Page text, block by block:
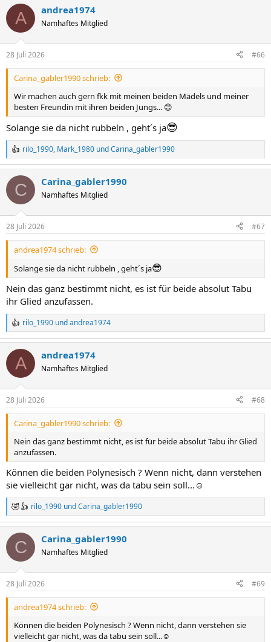
k
i
e
n
A andrea1974
Namhaftes Mitglied
28 Juli 2026 #66
Carina_gabler1990 schrieb:
Wir machen auch gern fkk mit meinen beiden Mädels und meiner
besten Freundin mit ihren beiden Jungs... 😊
Solange sie da nicht rubbeln , geht´s ja😎
R
e
k
i
e
n
rilo_1990, Mark_1980 undCarina_gabler1990
C Carina_gabler1990
Namhaftes Mitglied
28 Juli 2026 #67
andrea1974 schrieb:
Solange sie da nicht rubbeln , geht´s ja😎
Nein das ganz bestimmt nicht, es ist für beide absolut Tabu
ihr Glied anzufassen.
R
e
k
i
e
n
rilo_1990 undandrea1974
A andrea1974
Namhaftes Mitglied
28 Juli 2026 #68
Carina_gabler1990 schrieb:
Nein das ganz bestimmt nicht, es ist für beide absolut Tabu ihr Glied
anzufassen.
Können die beiden Polynesisch ? Wenn nicht, dann verstehen
sie vielleicht gar nicht, was da tabu sein soll...☺️
R
e
k
i
e
n
rilo_1990 undCarina_gabler1990
C Carina_gabler1990
Namhaftes Mitglied
28 Juli 2026 #69
andrea1974 schrieb:
Können die beiden Polynesisch ? Wenn nicht, dann verstehen sie
vielleicht gar nicht, was da tabu sein soll...☺️